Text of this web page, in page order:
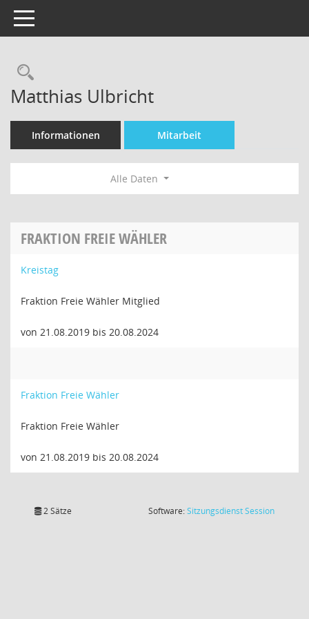
Toggle navigation
Rechercheauswahl
Matthias Ulbricht
Informationen Mitarbeit
Alle Daten
FRAKTION FREIE WÄHLER
Kreistag
Fraktion Freie Wähler Mitglied
von 21.08.2019 bis 20.08.2024
Fraktion Freie Wähler
Fraktion Freie Wähler
von 21.08.2019 bis 20.08.2024
2 Sätze Software:SitzungsdienstSession(Wird in